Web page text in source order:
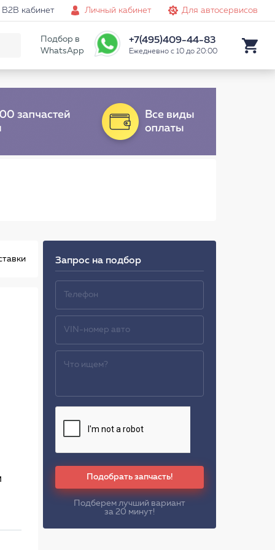
B2B кабинет Личный кабинет Для автосервисов
Подбор в
WhatsApp
+7(495)409-44-83
Ежедневно с 10 до 20:00
Запрос на подбор
Подобрать запчасть!
Подберем лучший вариант
за 20 минут!